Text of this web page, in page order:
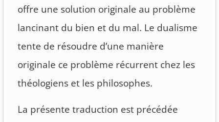
offre une solution originale au problème
lancinant du bien et du mal. Le dualisme
tente de résoudre d’une manière
originale ce problème récurrent chez les
théologiens et les philosophes.
La présente traduction est précédée